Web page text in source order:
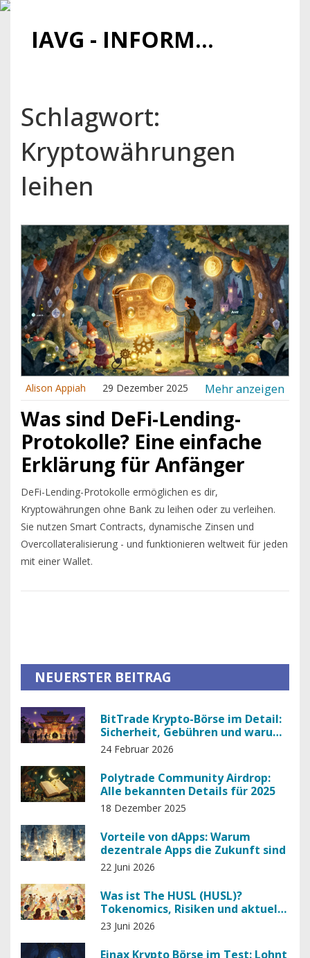
IAVG - INFORMATIONSARCHIV FÜR VIRTUELLE GELDER
Schlagwort:
Kryptowährungen
leihen
Alison Appiah 29 Dezember 2025 Mehr anzeigen
Was sind DeFi-Lending-
Protokolle? Eine einfache
Erklärung für Anfänger
DeFi-Lending-Protokolle ermöglichen es dir,
Kryptowährungen ohne Bank zu leihen oder zu verleihen.
Sie nutzen Smart Contracts, dynamische Zinsen und
Overcollateralisierung - und funktionieren weltweit für jeden
mit einer Wallet.
NEUERSTER BEITRAG
BitTrade Krypto-Börse im Detail:
Sicherheit, Gebühren und warum
sie riskant ist
24 Februar 2026
Polytrade Community Airdrop:
Alle bekannten Details für 2025
18 Dezember 2025
Vorteile von dApps: Warum
dezentrale Apps die Zukunft sind
22 Juni 2026
Was ist The HUSL (HUSL)?
Tokenomics, Risiken und aktuelle
Marktlage 2026
23 Juni 2026
Einax Krypto Börse im Test: Lohnt